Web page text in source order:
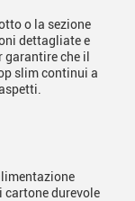
o la sezione
dettagliate e
che il
slim continui a
cartone durevole